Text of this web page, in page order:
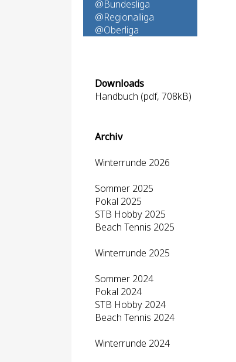
@Bundesliga
@Regionalliga
@Oberliga
Downloads
Handbuch (pdf, 708kB)
Archiv
Winterrunde 2026
Sommer 2025
Pokal 2025
STB Hobby 2025
Beach Tennis 2025
Winterrunde 2025
Sommer 2024
Pokal 2024
STB Hobby 2024
Beach Tennis 2024
Winterrunde 2024